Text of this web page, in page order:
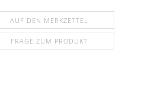
AUF DEN MERKZETTEL
FRAGE ZUM PRODUKT